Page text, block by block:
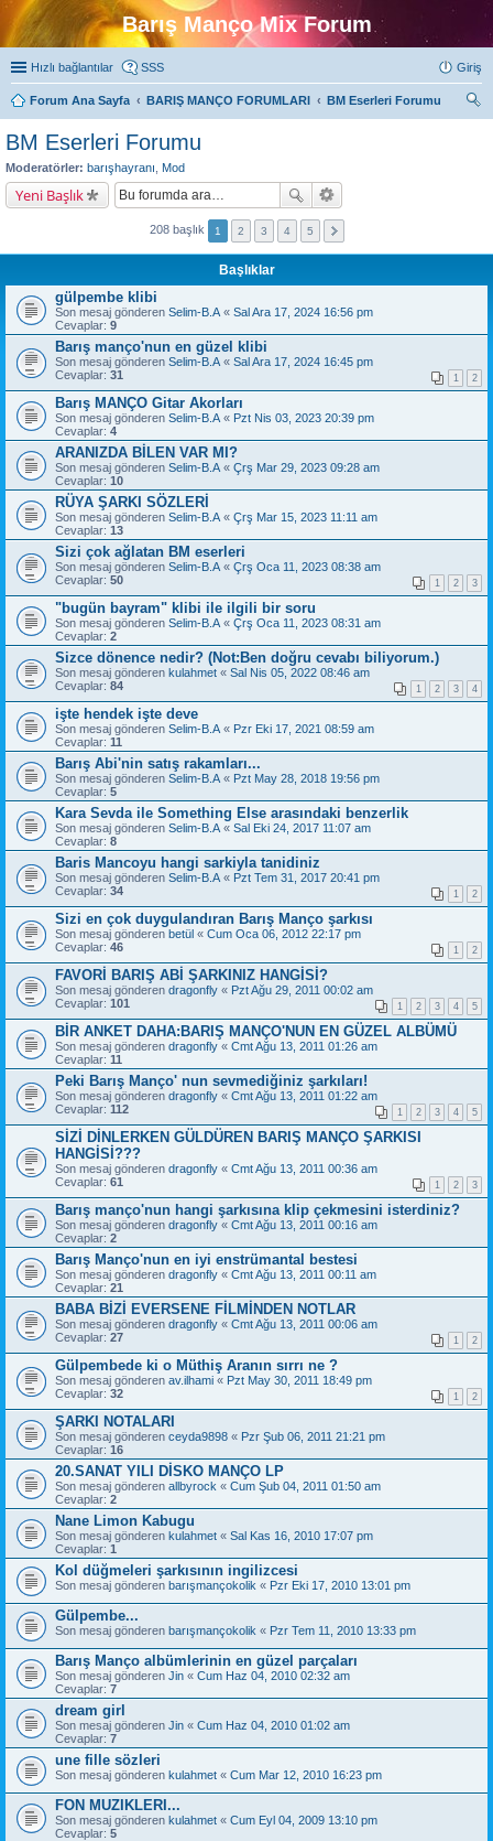
Barış Manço Mix Forum
Hızlı bağlantılar SSS Giriş
Forum Ana Sayfa BARIŞ MANÇO FORUMLARI
BM Eserleri Forumu
BM Eserleri Forumu
Moderatörler: barışhayranı Mod
Yeni Başlık
208 başlık 1 2 3 4 5
Başlıklar
gülpembe klibi
Son mesaj gönderen Selim-B.A « Sal Ara 17, 2024 16:56 pm
Cevaplar: 9
Barış manço'nun en güzel klibi
Son mesaj gönderen Selim-B.A « Sal Ara 17, 2024 16:45 pm
Cevaplar: 31 1 2
Barış MANÇO Gitar Akorları
Son mesaj gönderen Selim-B.A « Pzt Nis 03, 2023 20:39 pm
Cevaplar: 4
ARANIZDA BİLEN VAR MI?
Son mesaj gönderen Selim-B.A « Çrş Mar 29, 2023 09:28 am
Cevaplar: 10
RÜYA ŞARKI SÖZLERİ
Son mesaj gönderen Selim-B.A « Çrş Mar 15, 2023 11:11 am
Cevaplar: 13
Sizi çok ağlatan BM eserleri
Son mesaj gönderen Selim-B.A « Çrş Oca 11, 2023 08:38 am
Cevaplar: 50 1 2 3
"bugün bayram" klibi ile ilgili bir soru
Son mesaj gönderen Selim-B.A « Çrş Oca 11, 2023 08:31 am
Cevaplar: 2
Sizce dönence nedir? (Not:Ben doğru cevabı biliyorum.)
Son mesaj gönderen kulahmet « Sal Nis 05, 2022 08:46 am
Cevaplar: 84 1 2 3 4
işte hendek işte deve
Son mesaj gönderen Selim-B.A « Pzr Eki 17, 2021 08:59 am
Cevaplar: 11
Barış Abi'nin satış rakamları...
Son mesaj gönderen Selim-B.A « Pzt May 28, 2018 19:56 pm
Cevaplar: 5
Kara Sevda ile Something Else arasındaki benzerlik
Son mesaj gönderen Selim-B.A « Sal Eki 24, 2017 11:07 am
Cevaplar: 8
Baris Mancoyu hangi sarkiyla tanidiniz
Son mesaj gönderen Selim-B.A « Pzt Tem 31, 2017 20:41 pm
Cevaplar: 34 1 2
Sizi en çok duygulandıran Barış Manço şarkısı
Son mesaj gönderen betül « Cum Oca 06, 2012 22:17 pm
Cevaplar: 46 1 2
FAVORİ BARIŞ ABİ ŞARKINIZ HANGİSİ?
Son mesaj gönderen dragonfly « Pzt Ağu 29, 2011 00:02 am
Cevaplar: 101 1 2 3 4 5
BİR ANKET DAHA:BARIŞ MANÇO'NUN EN GÜZEL ALBÜMÜ
Son mesaj gönderen dragonfly « Cmt Ağu 13, 2011 01:26 am
Cevaplar: 11
Peki Barış Manço' nun sevmediğiniz şarkıları!
Son mesaj gönderen dragonfly « Cmt Ağu 13, 2011 01:22 am
Cevaplar: 112 1 2 3 4 5
SİZİ DİNLERKEN GÜLDÜREN BARIŞ MANÇO ŞARKISI
HANGİSİ???
Son mesaj gönderen dragonfly « Cmt Ağu 13, 2011 00:36 am
Cevaplar: 61 1 2 3
Barış manço'nun hangi şarkısına klip çekmesini isterdiniz?
Son mesaj gönderen dragonfly « Cmt Ağu 13, 2011 00:16 am
Cevaplar: 2
Barış Manço'nun en iyi enstrümantal bestesi
Son mesaj gönderen dragonfly « Cmt Ağu 13, 2011 00:11 am
Cevaplar: 21
BABA BİZİ EVERSENE FİLMİNDEN NOTLAR
Son mesaj gönderen dragonfly « Cmt Ağu 13, 2011 00:06 am
Cevaplar: 27 1 2
Gülpembede ki o Müthiş Aranın sırrı ne ?
Son mesaj gönderen av.ilhami « Pzt May 30, 2011 18:49 pm
Cevaplar: 32 1 2
ŞARKI NOTALARI
Son mesaj gönderen ceyda9898 « Pzr Şub 06, 2011 21:21 pm
Cevaplar: 16
20.SANAT YILI DİSKO MANÇO LP
Son mesaj gönderen allbyrock « Cum Şub 04, 2011 01:50 am
Cevaplar: 2
Nane Limon Kabugu
Son mesaj gönderen kulahmet « Sal Kas 16, 2010 17:07 pm
Cevaplar: 1
Kol düğmeleri şarkısının ingilizcesi
Son mesaj gönderen barışmançokolik « Pzr Eki 17, 2010 13:01 pm
Gülpembe...
Son mesaj gönderen barışmançokolik « Pzr Tem 11, 2010 13:33 pm
Barış Manço albümlerinin en güzel parçaları
Son mesaj gönderen Jin « Cum Haz 04, 2010 02:32 am
Cevaplar: 7
dream girl
Son mesaj gönderen Jin « Cum Haz 04, 2010 01:02 am
Cevaplar: 7
une fille sözleri
Son mesaj gönderen kulahmet « Cum Mar 12, 2010 16:23 pm
FON MUZIKLERI...
Son mesaj gönderen kulahmet « Cum Eyl 04, 2009 13:10 pm
Cevaplar: 5